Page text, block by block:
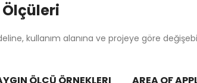
kullanım alanına ve projeye göre